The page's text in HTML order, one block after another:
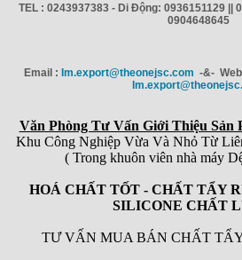
TEL : 0243937383 - Di Động: 0936151129 ||
0904648645
Email : Im.export@theonejsc.com -&-
Văn Phòng Tư Vấn Giới Thiệu Sản
Khu Công Nghiệp Vừa Và Nhỏ Từ
( Trong khuôn viên nhà máy
HOÁ CHẤT TỐT - CHẤT TẨY
SILICONE CHẤT
TƯ VẤN MUA BÁN CHẤT TẨY